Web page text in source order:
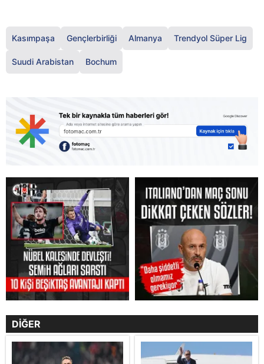
Kasımpaşa Gençlerbirliği Almanya Trendyol Süper Lig
Suudi Arabistan Bochum
DİĞER